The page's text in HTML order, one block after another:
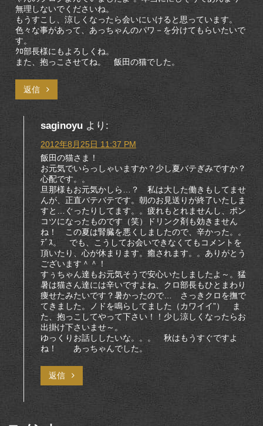
無理しないでくださいね。
もうすこし、涼しくなったら会いにいけると思っています。
色々な事があって、あっちゃんのパワ－を分けてもらいたいで
す。
ｸﾛ部長様にもよろしくね。
また、抱っこさせてね。 飯田の猫でした。
返信
saginoyu より:
2012年8月25日 11:37 PM
飯田の猫さま！
お元気でいらっしゃいますか？少し夏バテぎみですか？
心配です。。
旦那様もお元気かしら…？ 私は大した働きもしてませ
んが、正直バテバテです。朝のお見送りが終了いたしま
すと…ぐったりしてます。。疲れもとれませんし、ポン
コツになったものです（笑）ドリンク剤も効きません
ね！ この夏は腎臓を悪くしましたので、辛かった。。
ﾃﾞｽ。 でも、こうしてお会いできなくてもコメントを
頂いたり、心が休まります。癒されます。。ありがとう
ございます＾＾！
すぅちゃん達もお元気そうで安心いたしましたよ～。猛
暑は猫さん達には辛いですよね、クロ部長もひとまわり
痩せたみたいです？暑かったので… さっきクロを撫で
てきました。ノドを鳴らしてました（カワイイ”） ま
た、抱っこしてやって下さい！！少し涼しくなったらお
出掛け下さいませ～。
ゆっくりお話ししたいな。。。 秋はもうすぐですよ
ね！ あっちゃんでした。
返信